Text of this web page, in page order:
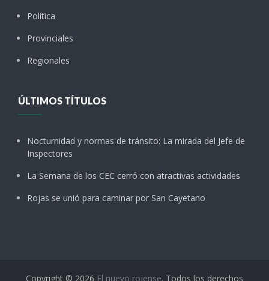
Política
Provinciales
Regionales
ÚLTIMOS TÍTULOS
Nocturnidad y normas de tránsito: La mirada del Jefe de
Inspectores
La Semana de los CEC cerró con atractivas actividades
Rojas se unió para caminar por San Cayetano
Copyright © 2026 El nuevo rojense. Todos los derechos